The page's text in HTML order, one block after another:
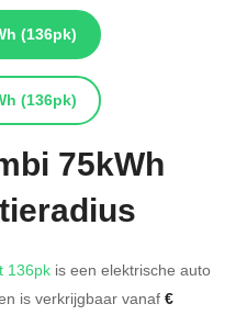
(136pk)
(136pk)
75kWh
136pk is een elektrische auto
is verkrijgbaar vanaf €